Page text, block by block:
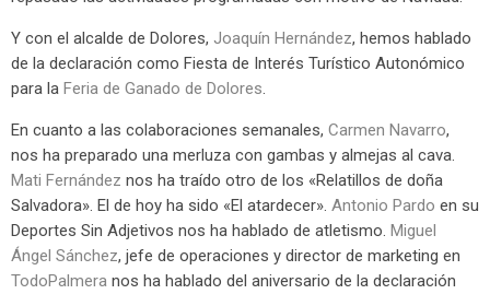
Y con el alcalde de Dolores, Joaquín Hernández, hemos hablado
de la declaración como Fiesta de Interés Turístico Autonómico
para la Feria de Ganado de Dolores
En cuanto a las colaboraciones semanales, Carmen Navarro,
nos ha preparado una merluza con gambas y almejas al cava.
Mati Fernández nos ha traído otro de los «Relatillos de doña
Salvadora». El de hoy ha sido «El atardecer». Antonio Pardo en su
Deportes Sin Adjetivos nos ha hablado de atletismo. Miguel
Ángel Sánchez, jefe de operaciones y director de marketing en
TodoPalmera nos ha hablado del aniversario de la declaración